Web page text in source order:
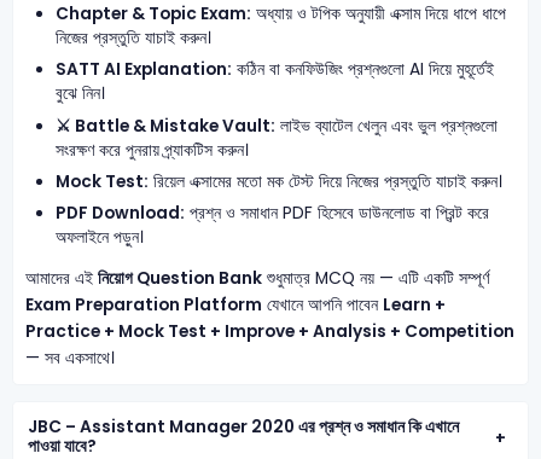
Chapter & Topic Exam: অধ্যায় ও টপিক অনুযায়ী এক্সাম দিয়ে ধাপে ধাপে
নিজের প্রস্তুতি যাচাই করুন।
SATT AI Explanation: কঠিন বা কনফিউজিং প্রশ্নগুলো AI দিয়ে মুহূর্তেই
বুঝে নিন।
⚔️ Battle & Mistake Vault: লাইভ ব্যাটেল খেলুন এবং ভুল প্রশ্নগুলো
সংরক্ষণ করে পুনরায় প্র্যাকটিস করুন।
Mock Test: রিয়েল এক্সামের মতো মক টেস্ট দিয়ে নিজের প্রস্তুতি যাচাই করুন।
PDF Download: প্রশ্ন ও সমাধান PDF হিসেবে ডাউনলোড বা প্রিন্ট করে
অফলাইনে পড়ুন।
আমাদের এই নিয়োগ Question Bankশুধুমাত্র MCQ নয় — এটি একটি সম্পূর্ণ
Exam Preparation Platform যেখানে আপনি পাবেন Learn +
Practice + Mock Test + Improve + Analysis + Competition
— সব একসাথে।
JBC – Assistant Manager 2020 এর প্রশ্ন ও সমাধান কি এখানে
পাওয়া যাবে?